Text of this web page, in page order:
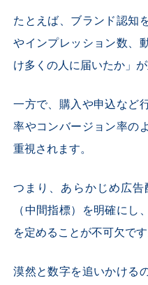
たとえば、ブランド認知
やインプレッション数、
け多くの人に届いたか」が
一方で、購入や申込など
率やコンバージョン率の
重視されます。
つまり、あらかじめ広告
（中間指標）を明確に
を定めることが不可欠です
漠然と数字を追いかける